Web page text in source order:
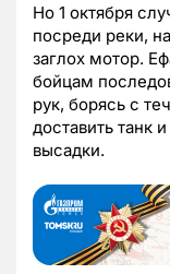
Но 1 октября
посреди реки,
заглох мотор.
бойцам
рук, борясь с
доставить танк
высадки.